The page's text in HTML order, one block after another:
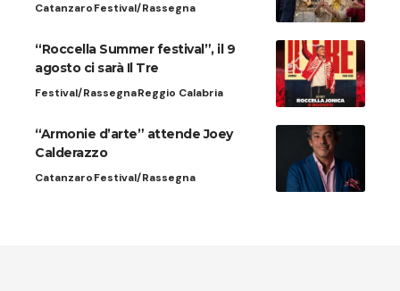
CatanzaroFestival/Rassegna
“Roccella Summer festival”, il 9
agosto ci sarà Il Tre
Festival/RassegnaReggio Calabria
“Armonie d’arte” attende Joey
Calderazzo
CatanzaroFestival/Rassegna